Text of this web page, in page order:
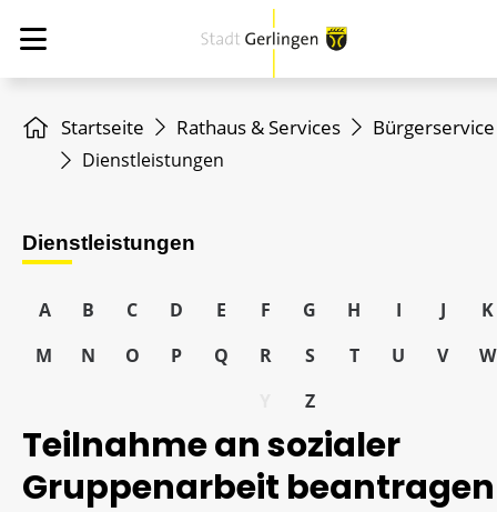
Startseite Rathaus & Services Bürgerservice
Dienstleistungen
Dienstleistungen
A B C D E F G H I J
K
M
N O P Q R S T U V
W
Z
Teilnahme an sozialer
Gruppenarbeit beantragen